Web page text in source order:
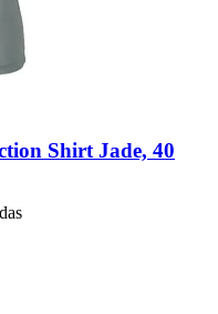
Shirt Jade, 40